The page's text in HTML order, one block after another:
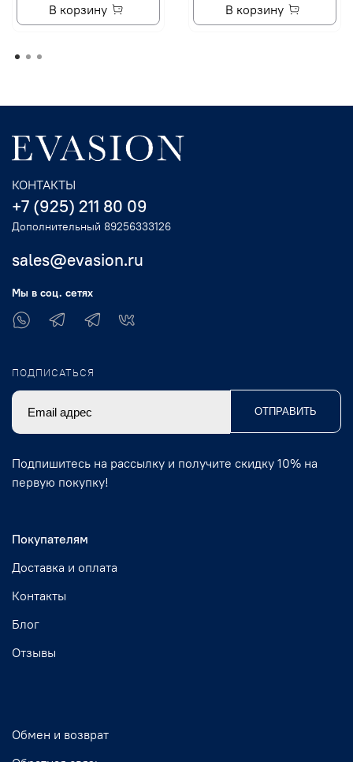
В корзину В корзину
Покупателям
Доставка и оплата
Контакты
Блог
Отзывы
Обмен и возврат
КОНТАКТЫ
+7 (925) 211 80 09
Дополнительный 89256333126
sales@evasion.ru
Мы в соц. сетях
ПОДПИСАТЬСЯ
ОТПРАВИТЬ
Подпишитесь на рассылку и получите скидку 10% на
первую покупку!